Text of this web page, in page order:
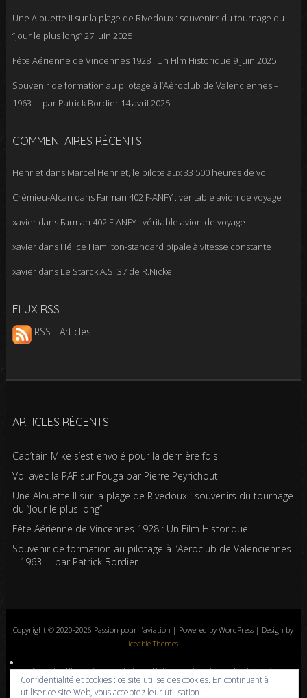
Une Alouette II sur la plage de Rivedoux : souvenirs du tournage du
“Jour le plus long”27 juin 2025
Fête Aérienne de Vincennes 1928 : Un Film Historique 9 juin 2025
Souvenir de formation au pilotage à l’Aéroclub de Valenciennes –
1963 – par Patrick Bordier 14 avril 2025
COMMENTAIRES RÉCENTS
Henrietdans Marcel Henriet, le pilote aux 33 500 heures de vol
Crémieu-Alcan dans Farman 402 F-ANFY : véritable avion de voyage
xavierdans Farman 402 F-ANFY : véritable avion de voyage
xavierdans Hélice Hamilton-standard bipale à vitesse constante
xavierdans Le Starck A.S. 37 de R.Nickel
FLUX RSS
RSS - Articles
ARTICLES RÉCENTS
Cap’tain Mike s’est envolé pour la dernière fois
Vol avec la PAF sur Fouga par Pierre Peyrichout
Une Alouette II sur la plage de Rivedoux : souvenirs du tournage
du “Jour le plus long”
Fête Aérienne de Vincennes 1928 : Un Film Historique
Souvenir de formation au pilotage à l’Aéroclub de Valenciennes
– 1963 – par Patrick Bordier
Copyright © 2020-2026 Passion pour l'aviation | Powered by WordPress | Design by
Iceable Themes
Accueil Blog Albums photos Histoires de l’aviation
Contrôle aérien
Livres
Liens A propos Contact Politique de confidentialité
Confidentialité et cookies : ce site utilise des cookies. En continuant à
utiliser ce site Web, vous acceptez leur utilisation.